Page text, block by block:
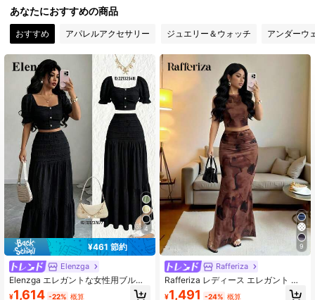
3M フォロワー
あなたにおすすめの商品
おすすめ アパレルアクセサリー ジュエリー＆ウォッチ アンダーウ
4
¥461 節約
Elenzga
Elenzga エレガントな女性用ブルー
テクスチャー生地バケーションカジ
¥1,614 -22% 概算
9
Rafferiza
Rafferiza レディース エレガント ブ
ラウン チェック柄 グラデーションメ
¥1,491 -24% 概算